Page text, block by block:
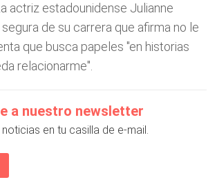
actriz estadounidense Julianne
de su carrera que afirma no le
que busca papeles "en historias
relacionarme".
a nuestro newsletter
en tu casilla de e-mail.